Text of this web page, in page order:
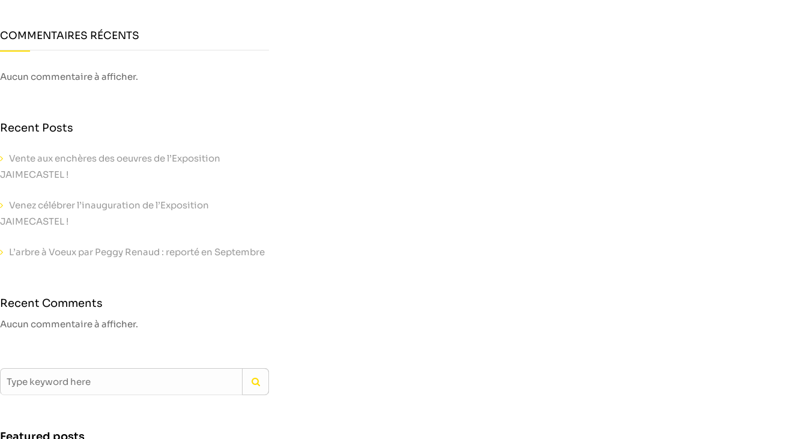
COMMENTAIRES RÉCENTS
Aucun commentaire à afficher.
Recent Posts
Vente aux enchères des oeuvres de l’Exposition
JAIMECASTEL !
Venez célébrer l’inauguration de l’Exposition
JAIMECASTEL !
L’arbre à Voeux par Peggy Renaud : reporté en Septembre
Recent Comments
Aucun commentaire à afficher.